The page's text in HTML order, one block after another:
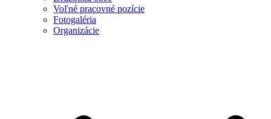
Voľné pracovné pozície
Fotogaléria
Organizácie